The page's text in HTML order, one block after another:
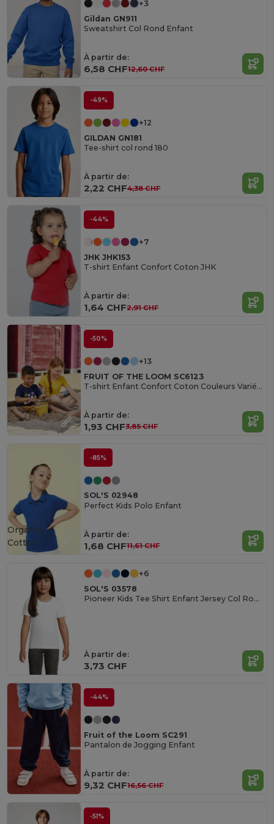
+3
Gildan GN911
Sweatshirt Col Rond Enfant
À partir de:
6,58 CHF12,60 CHF
-49%
+12
GILDAN GN181
Tee-shirt col rond 180
À partir de:
2,22 CHF4,38 CHF
-44%
+7
JHK JHK153
T-shirt Enfant Confort Coton JHK
À partir de:
1,64 CHF2,91 CHF
-50%
+13
FRUIT OF THE LOOM SC6123
T-shirt Enfant Confort Coton Couleurs Variées
À partir de:
1,93 CHF3,85 CHF
-85%
SOL'S 02948
Perfect Kids Polo Enfant
À partir de:
1,68 CHF11,61 CHF
Organic
Cotton
+6
SOL'S 03578
Pioneer Kids Tee Shirt Enfant Jersey Col Rond Ajusté
À partir de:
3,73 CHF
-44%
Fruit of the Loom SC291
Pantalon de Jogging Enfant
À partir de:
9,32 CHF16,56 CHF
-51%